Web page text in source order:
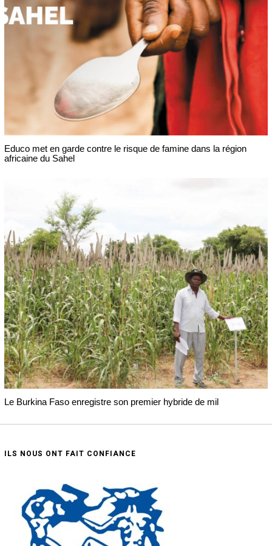
Educo met en garde contre le risque de famine dans la région
africaine du Sahel
Le Burkina Faso enregistre son premier hybride de mil
ILS NOUS ONT FAIT CONFIANCE